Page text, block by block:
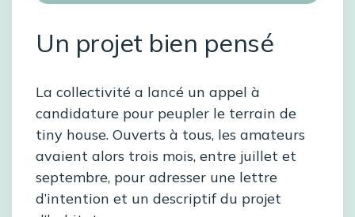
Un projet bien pensé
La collectivité a lancé un appel à
candidature pour peupler le terrain de
tiny house. Ouverts à tous, les amateurs
avaient alors trois mois, entre juillet et
septembre, pour adresser une lettre
d’intention et un descriptif du projet